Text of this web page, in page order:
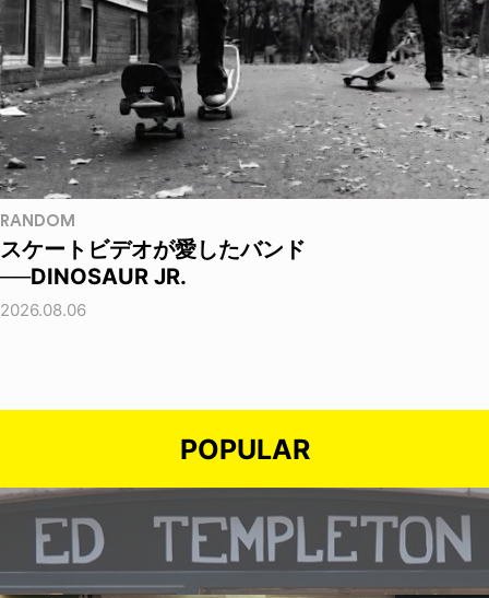
RANDOM
スケートビデオが愛したバンド
──DINOSAUR JR.
2026.08.06
POPULAR